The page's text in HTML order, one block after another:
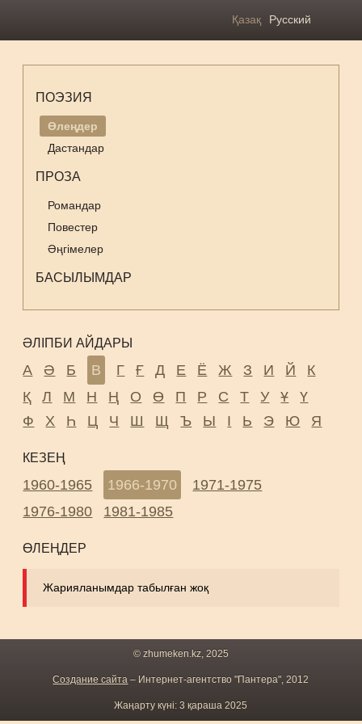
Қазақ Русский
ПОЭЗИЯ
Өлеңдер
Дастандар
ПРОЗА
Романдар
Повестер
Әңгімелер
БАСЫЛЫМДАР
ӘЛІПБИ АЙДАРЫ
А Ә Б В Г Ғ Д Е Ё Ж З И Й
К
Қ
Л М Н Ң О Ө П Р С Т У Ұ
Ү
Ф
Х Һ Ц Ч Ш Щ Ъ Ы І Ь Э Ю Я
КЕЗЕҢ
1960-1965 1966-1970
1971-1975
1976-1980
1981-1985
ӨЛЕҢДЕР
Жарияланымдар табылған жоқ
© zhumeken.kz, 2025
Создание сайта – Интернет-агентство "Пантера", 2012
Жаңарту күні: 3 қараша 2025